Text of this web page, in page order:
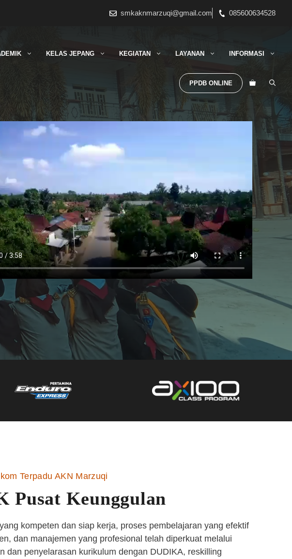
smkaknmarzuqi@gmail.com 085600634528
KELAS JEPANG KEGIATAN LAYANAN INFORMASI
PPDB ONLINE
Terpadu AKN Marzuqi
Pusat Keunggulan
kompeten dan siap kerja, proses pembelajaran yang efektif
dan manajemen yang profesional telah diperkuat melalui
dan penyelarasan kurikulum dengan DUDIKA, reskilling